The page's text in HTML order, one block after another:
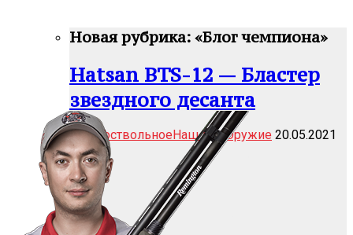
Новая рубрика: «Блог чемпиона»
Hatsan BTS-12 — Бластер
звездного десанта
Гладкоствольное Наш тестОружие 20.05.2021